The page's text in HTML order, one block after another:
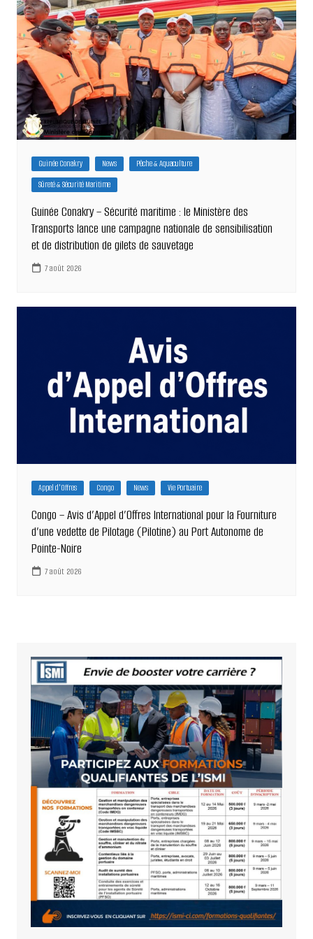
Guinée Conakry News
Pêche & Aquaculture
Sûreté & Sécurité Maritime
Guinée Conakry – Sécurité maritime : le Ministère des
Transports lance une campagne nationale de sensibilisation
et de distribution de gilets de sauvetage
7 août 2026
Appel d'Offres Congo News Vie Portuaire
Congo – Avis d’Appel d’Offres International pour la Fourniture
d’une vedette de Pilotage (Pilotine) au Port Autonome de
Pointe-Noire
7 août 2026